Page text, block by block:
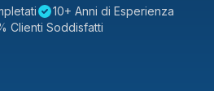
10+ Anni di Esperienza
Clienti Soddisfatti